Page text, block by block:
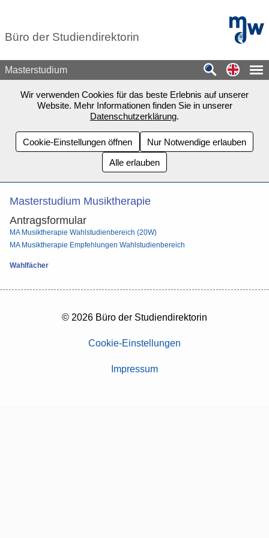
Büro der Studiendirektorin
mdw -
Masterstudium
Wir verwenden Cookies für das beste Erlebnis auf unserer
Website. Mehr Informationen finden Sie in unserer
Datenschutzerklärung.
Cookie-Einstellungen öffnen
Nur Notwendige erlauben
Alle erlauben
Masterstudium Musiktherapie
Antragsformular
MA Musiktherapie Wahlstudienbereich (20W)
MA Musiktherapie Empfehlungen Wahlstudienbereich
Wahlfächer
© 2026 Büro der Studiendirektorin
Cookie-Einstellungen
Impressum